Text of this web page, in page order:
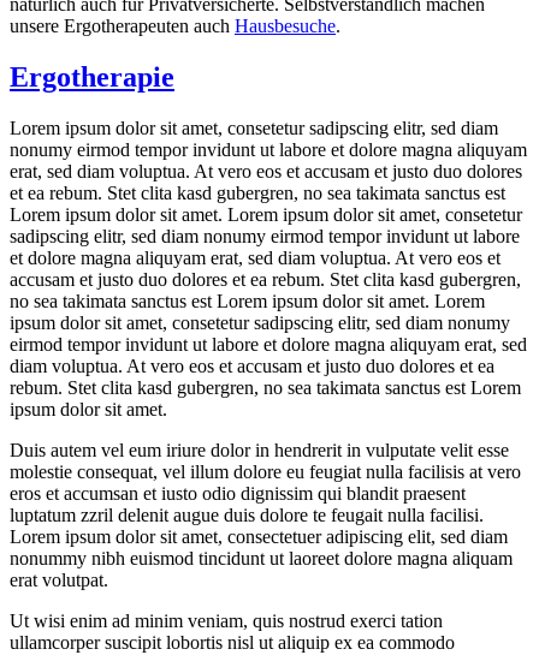
natürlich auch für Privatversicherte. Selbstverständlich machen
unsere Ergotherapeuten auch Hausbesuche.
Ergotherapie
Lorem ipsum dolor sit amet, consetetur sadipscing elitr, sed diam
nonumy eirmod tempor invidunt ut labore et dolore magna aliquyam
erat, sed diam voluptua. At vero eos et accusam et justo duo dolores
et ea rebum. Stet clita kasd gubergren, no sea takimata sanctus est
Lorem ipsum dolor sit amet. Lorem ipsum dolor sit amet, consetetur
sadipscing elitr, sed diam nonumy eirmod tempor invidunt ut labore
et dolore magna aliquyam erat, sed diam voluptua. At vero eos et
accusam et justo duo dolores et ea rebum. Stet clita kasd gubergren,
no sea takimata sanctus est Lorem ipsum dolor sit amet. Lorem
ipsum dolor sit amet, consetetur sadipscing elitr, sed diam nonumy
eirmod tempor invidunt ut labore et dolore magna aliquyam erat, sed
diam voluptua. At vero eos et accusam et justo duo dolores et ea
rebum. Stet clita kasd gubergren, no sea takimata sanctus est Lorem
ipsum dolor sit amet.
Duis autem vel eum iriure dolor in hendrerit in vulputate velit esse
molestie consequat, vel illum dolore eu feugiat nulla facilisis at vero
eros et accumsan et iusto odio dignissim qui blandit praesent
luptatum zzril delenit augue duis dolore te feugait nulla facilisi.
Lorem ipsum dolor sit amet, consectetuer adipiscing elit, sed diam
nonummy nibh euismod tincidunt ut laoreet dolore magna aliquam
erat volutpat.
Ut wisi enim ad minim veniam, quis nostrud exerci tation
ullamcorper suscipit lobortis nisl ut aliquip ex ea commodo